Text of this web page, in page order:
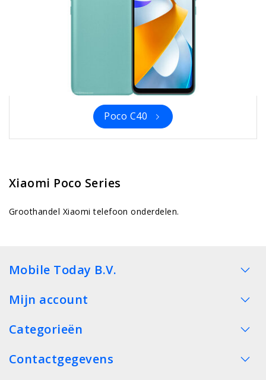
Poco C40
Xiaomi Poco Series
Groothandel Xiaomi telefoon onderdelen.
Mobile Today B.V.
Mijn account
Categorieën
Contactgegevens